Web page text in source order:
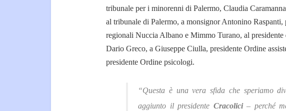
tribunale per i minorenni di Palermo, Claudia
al tribunale di Palermo, a monsignor Antonino Raspanti,
regionali Nuccia Albano e Mimmo Turano, al
Dario Greco, a Giuseppe Ciulla, presidente Ordine
presidente Ordine psicologi.
“Questa è una vera sfida che speriamo
aggiunto il presidente Cracolici– perché